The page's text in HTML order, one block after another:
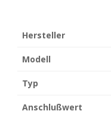
Hersteller
Modell
Typ
Anschlußwert